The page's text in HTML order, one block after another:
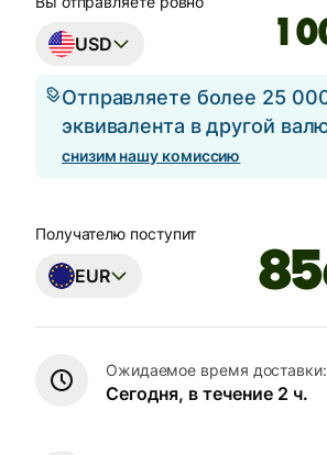
USD
Отправляете более 25
эквивалента в другой
снизим нашу комиссию
Получателю поступит
EUR
Ожидаемое время доставки:
Сегодня, в течение 2 ч.